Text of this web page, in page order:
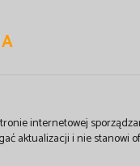
internetowej
aktualizacji i nie stanowi